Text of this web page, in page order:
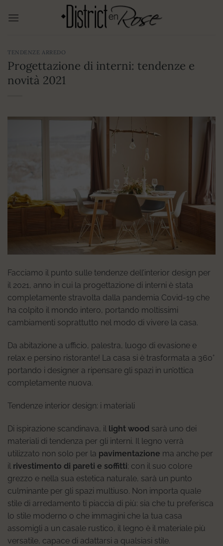
TENDENZE ARREDO
Progettazione di interni: tendenze e
novità 2021
Facciamo il punto sulle tendenze dell’interior design per
il 2021, anno in cui la progettazione di interni è stata
completamente stravolta dalla pandemia Covid-19 che
ha colpito il mondo intero, portando moltissimi
cambiamenti soprattutto nel modo di vivere la casa.
Da abitazione a ufficio, palestra, luogo di evasione e
relax e persino ristorante! La casa si è trasformata a 360°
portando i designer a ripensare gli spazi in un’ottica
completamente nuova.
Tendenze interior design: i materiali
Di ispirazione scandinava, il light wood sarà uno dei
materiali di tendenza per gli interni. Il legno verrà
utilizzato non solo per la pavimentazione ma anche per
il rivestimento di pareti e soffitti; con il suo colore
grezzo e nella sua estetica naturale, sarà un punto
culminante per gli spazi multiuso. Non importa quale
stile di arredamento ti piaccia di più: sia che tu preferisca
lo stile moderno o che immagini che la tua casa
assomigli a un casale rustico, il legno è il materiale più
versatile, capace di adattarsi a qualsiasi stile.